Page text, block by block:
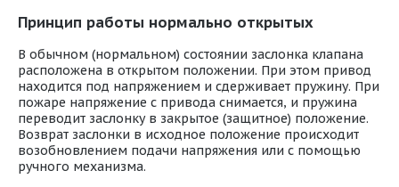
Принцип работы нормально открытых
В обычном (нормальном) состоянии заслонка клапана
расположена в открытом положении. При этом привод
находится под напряжением и сдерживает пружину. При
пожаре напряжение с привода снимается, и пружина
переводит заслонку в закрытое (защитное) положение.
Возврат заслонки в исходное положение происходит
возобновлением подачи напряжения или с помощью
ручного механизма.